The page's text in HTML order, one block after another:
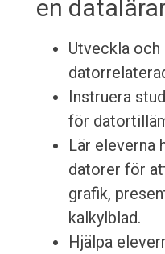
en
Utveckla
Instruera
för
Lär eleverna
datorer för
grafik,
kalkylblad.
Hjälpa